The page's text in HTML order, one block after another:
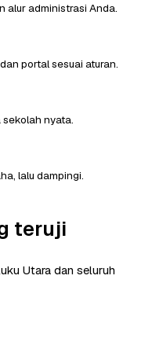
alur administrasi Anda.
portal sesuai aturan.
nyata.
lalu dampingi.
teruji
Utara dan seluruh